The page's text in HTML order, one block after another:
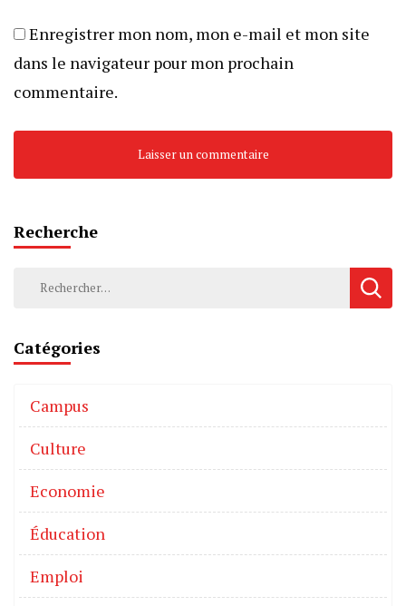
Enregistrer mon nom, mon e-mail et mon site
dans le navigateur pour mon prochain
commentaire.
Recherche
Catégories
Campus
Culture
Economie
Éducation
Emploi